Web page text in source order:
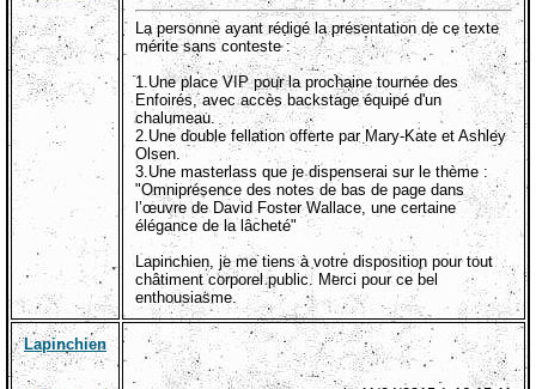
La personne ayant rédigé la présentation de ce texte
mérite sans conteste :
1.Une place VIP pour la prochaine tournée des
Enfoirés, avec accès backstage équipé d'un
chalumeau.
2.Une double fellation offerte par Mary-Kate et Ashley
Olsen.
3.Une masterlass que je dispenserai sur le thème :
"Omniprésence des notes de bas de page dans
l’œuvre de David Foster Wallace, une certaine
élégance de la lâcheté"
Lapinchien, je me tiens à votre disposition pour tout
châtiment corporel public. Merci pour ce bel
enthousiasme.
Lapinchien